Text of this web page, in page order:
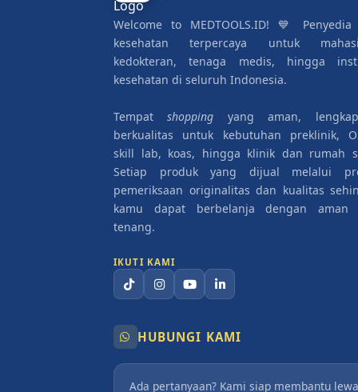
Welcome to MEDTOOLS.ID! 💙
kesehatan terpercaya untuk
kedokteran, tenaga medis, hingga
kesehatan di seluruh Indonesia.
Tempatshopping yang aman,
berkualitas untuk kebutuhan preklinik,
skill lab, koas, hingga klinik dan rumah
Setiap produk yang dijual melalui
pemeriksaan originalitas dan kualitas
kamu dapat berbelanja dengan aman
tenang.
IKUTI KAMI
HUBUNGI KAMI
Ada pertanyaan? Kami siap membantu